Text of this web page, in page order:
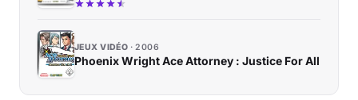
JEUX VIDÉO 2006
Phoenix Wright Ace Attorney : Justice For All